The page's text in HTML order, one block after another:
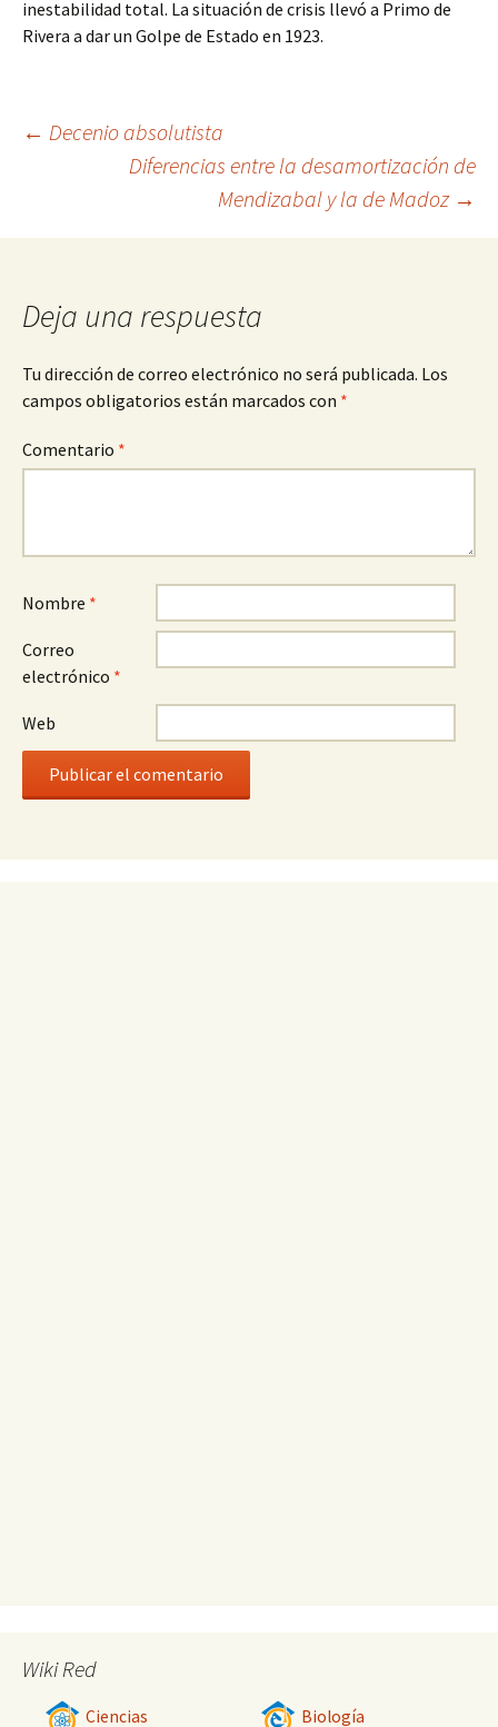
inestabilidad total. La situación de crisis llevó a Primo de
Rivera a dar un Golpe de Estado en 1923.
Navegación
← Decenio absolutista
Diferencias entre la desamortización de
Mendizabal y la de Madoz →
Deja una respuesta
Tu dirección de correo electrónico no será publicada. Los
campos obligatorios están marcados con *
Comentario *
Nombre *
Correo
electrónico *
Web
Wiki Red
Ciencias Biología